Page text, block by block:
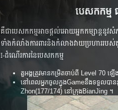
បេសកកម្ម
គឺជាបេសកកម្មអាចផ្តល់អោយអ្នកកម្សាន្តនូវ
ទាំង​កំលាំង​ការពារ​និង​កំលាង​វាយប្រហារ​របស់​
I-ដំណើរការនៃបេសកកម្ម
តួអង្គត្រូវមានកម្រិតចាប់ពី Level 70 ឡ
នៅពេលអ្នកចូលក្នុងGameនឹងទទួលបា
Zhon(177/174) នៅក្រុងBianJing ។